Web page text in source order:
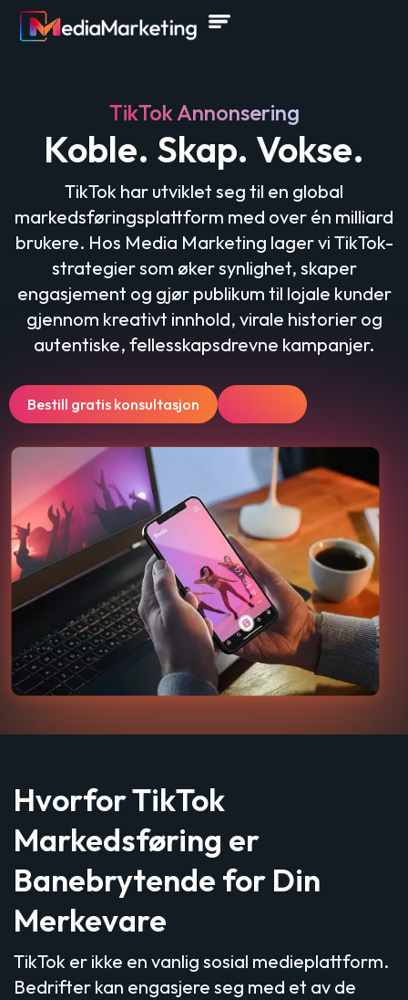
TikTok Annonsering
Koble. Skap. Vokse.
TikTok har utviklet seg til en global
markedsføringsplattform med over én milliard
brukere. Hos Media Marketing lager vi TikTok-
strategier som øker synlighet, skaper
engasjement og gjør publikum til lojale kunder
gjennom kreativt innhold, virale historier og
autentiske, fellesskapsdrevne kampanjer.
Bestill gratis konsultasjon
Hvorfor TikTok
Markedsføring er
Banebrytende for Din
Merkevare
TikTok er ikke en vanlig sosial medieplattform.
Bedrifter kan engasjere seg med et av de